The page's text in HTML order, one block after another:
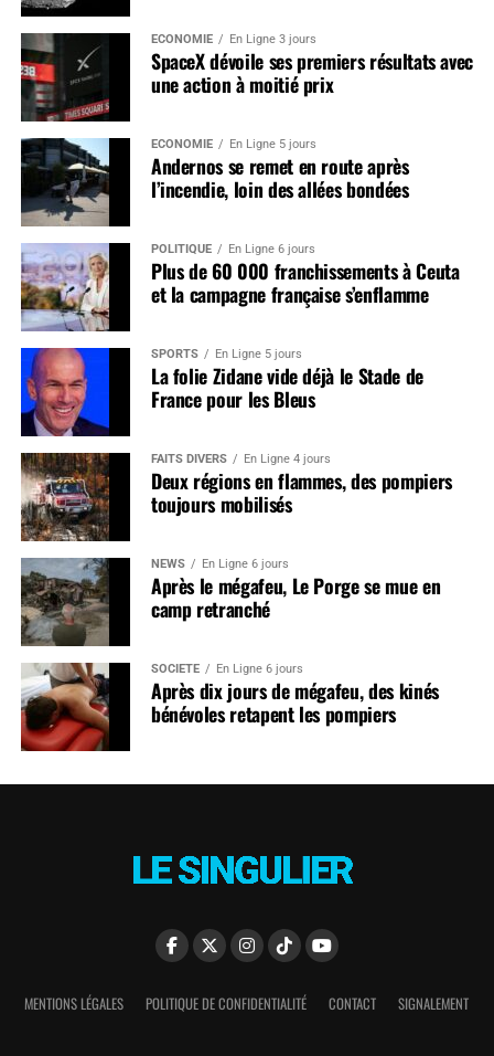
ÉCONOMIE En Ligne 3 jours
SpaceX dévoile ses premiers résultats avec
une action à moitié prix
ÉCONOMIE En Ligne 5 jours
Andernos se remet en route après
l’incendie, loin des allées bondées
POLITIQUE En Ligne 6 jours
Plus de 60 000 franchissements à Ceuta
et la campagne française s’enflamme
SPORTS En Ligne 5 jours
La folie Zidane vide déjà le Stade de
France pour les Bleus
FAITS DIVERS En Ligne 4 jours
Deux régions en flammes, des pompiers
toujours mobilisés
NEWS En Ligne 6 jours
Après le mégafeu, Le Porge se mue en
camp retranché
SOCIÉTÉ En Ligne 6 jours
Après dix jours de mégafeu, des kinés
bénévoles retapent les pompiers
MENTIONS LÉGALES POLITIQUE DE CONFIDENTIALITÉ CONTACT SIGNALEMENT